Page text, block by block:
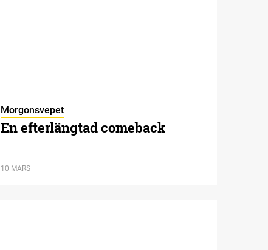
Morgonsvepet
En efterlängtad comeback
10 MARS